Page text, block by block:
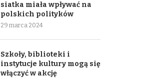
siatka miała wpływać na
polskich polityków
29 marca 2024
Szkoły, biblioteki i
instytucje kultury mogą się
włączyć w akcję